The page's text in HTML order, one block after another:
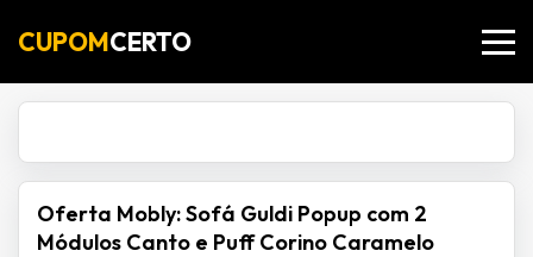
CUPOMCERTO
Oferta Mobly: Sofá Guldi Popup com 2
Módulos Canto e Puff Corino Caramelo